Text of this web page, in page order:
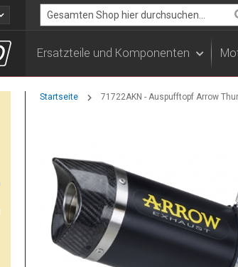
Search
Ersatzteile und Komponenten
Startseite 71722AKN - Auspufftopf Arrow
Bildgalerie
springen